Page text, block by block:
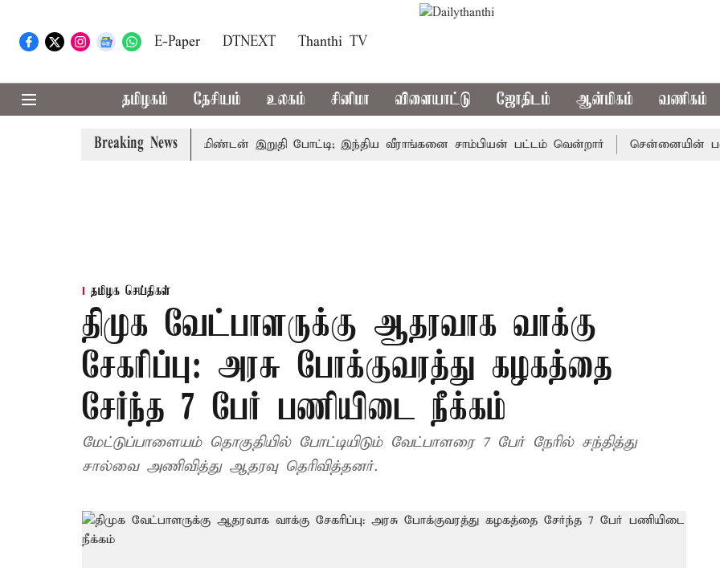
E-Paper DTNEXT Thanthi TV
தமிழகம் தேசியம் உலகம் சினிமா விளையாட்டு ஜோதிடம் ஆன்மிகம் வணிகம்
Breaking News
கொரிய பேட்மிண்டன் இறுதி போட்டி; இந்திய வீராங்கனை சாம்பியன் பட்டம் வென்றார் சென்னையின்
தமிழக செய்திகள்
திமுக வேட்பாளருக்கு ஆதரவாக வாக்கு
சேகரிப்பு: அரசு போக்குவரத்து கழகத்தை
சேர்ந்த 7 பேர் பணியிடை நீக்கம்
மேட்டுப்பாளையம் தொகுதியில் போட்டியிடும் வேட்பாளரை 7 பேர் நேரில் சந்தித்து
சால்வை அணிவித்து ஆதரவு தெரிவித்தனர்.